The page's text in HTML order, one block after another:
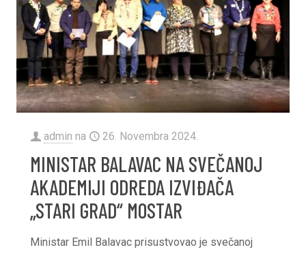
admin na 26. Novembra 2024.
MINISTAR BALAVAC NA SVEČANOJ
AKADEMIJI ODREDA IZVIĐAČA
„STARI GRAD“ MOSTAR
Ministar Emil Balavac prisustvovao je svečanoj